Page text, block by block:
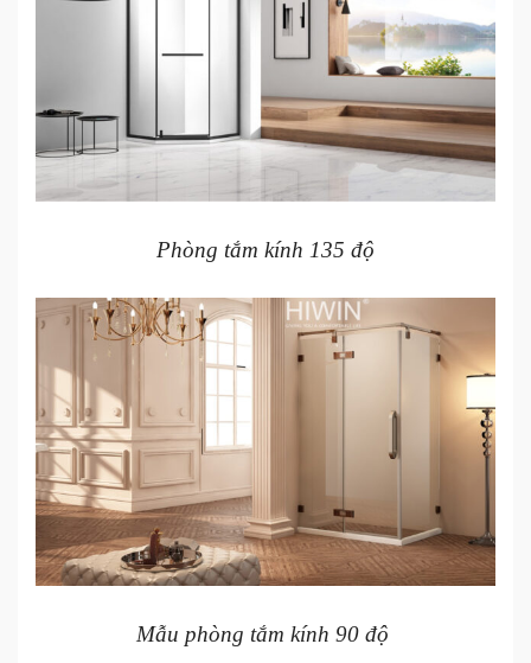
Phòng tắm kính 135 độ
Mẫu phòng tắm kính 90 độ